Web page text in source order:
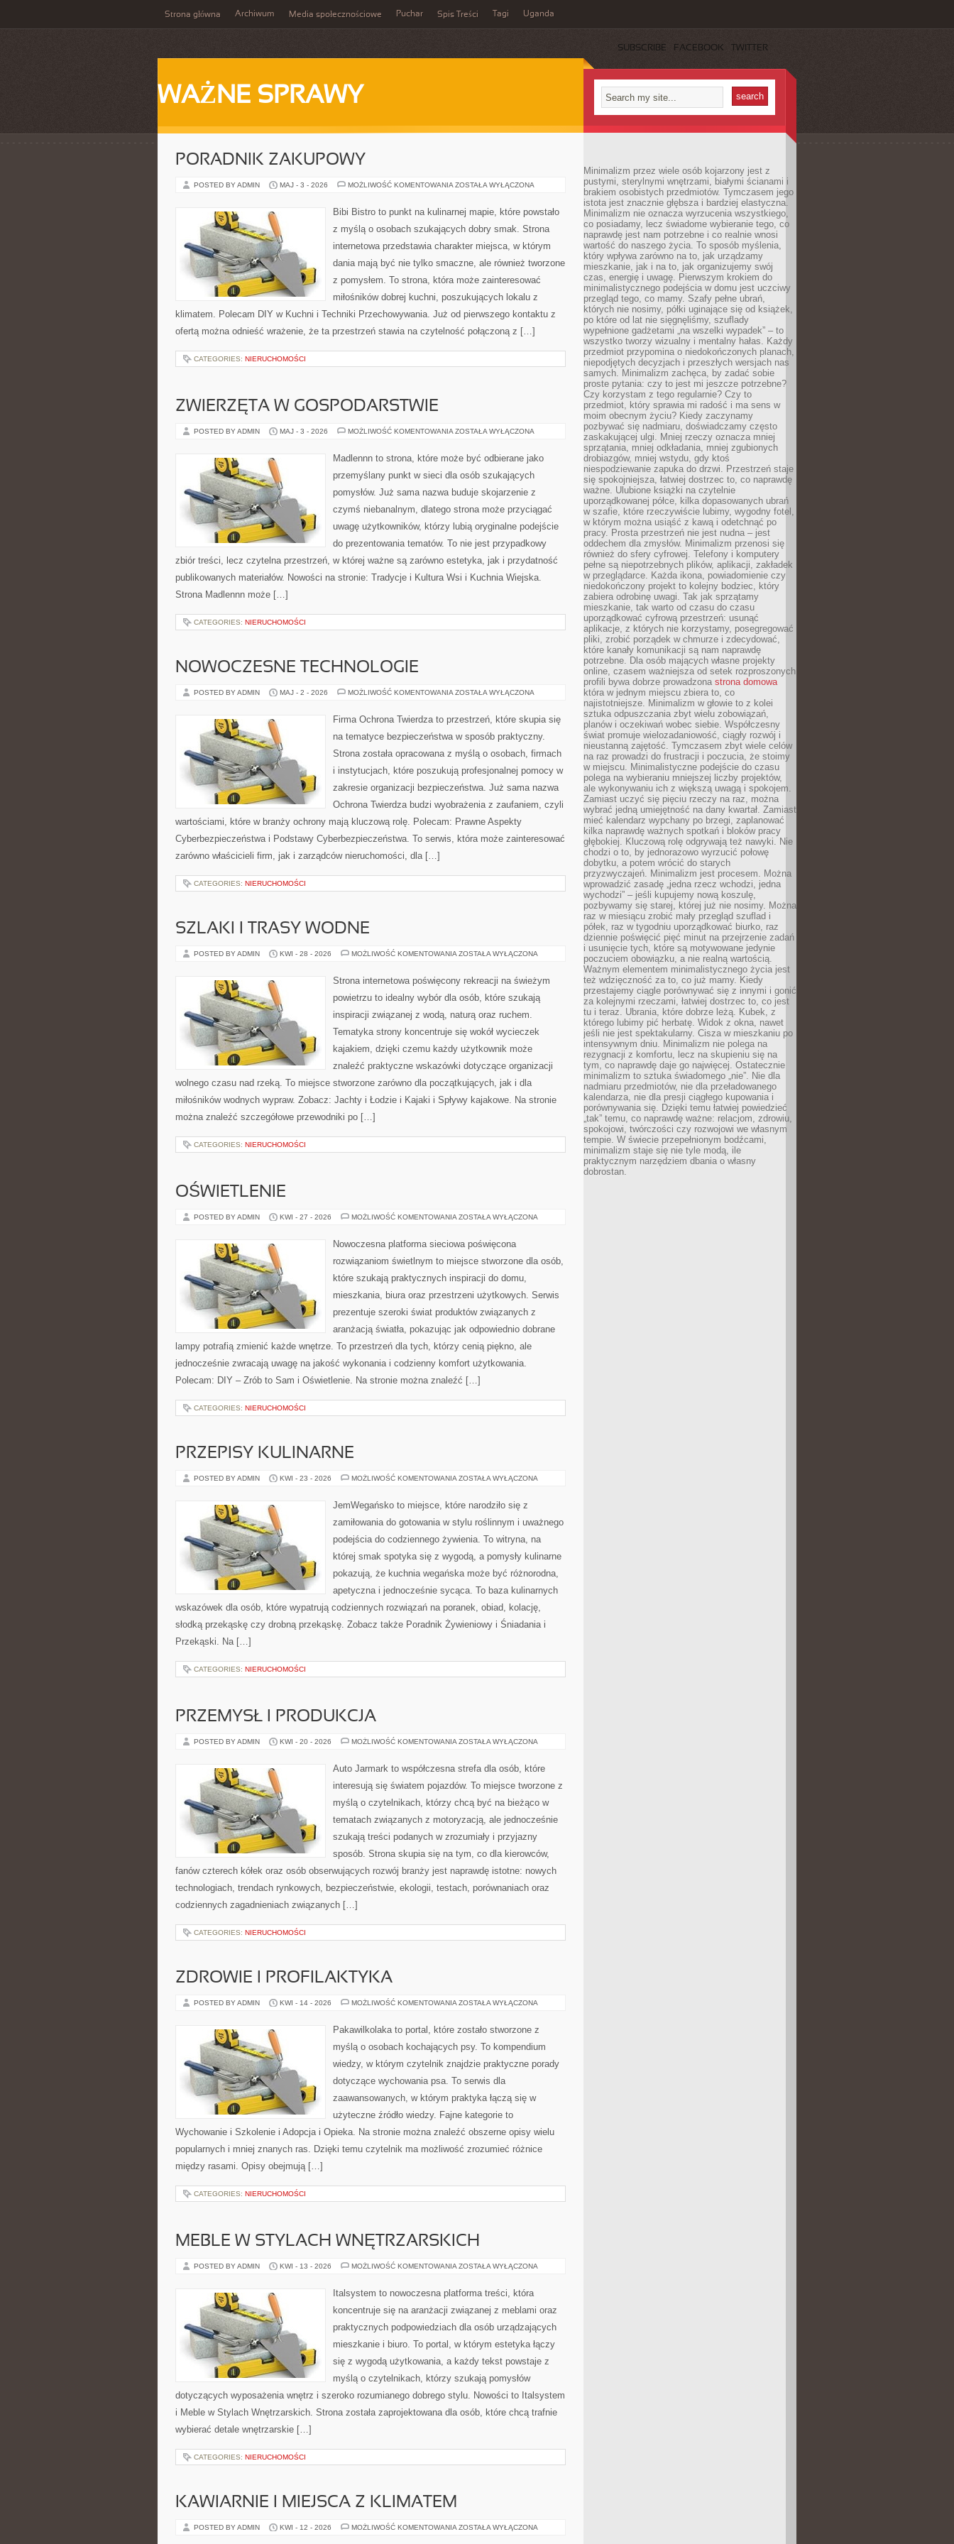
Strona główna Archiwum Media społecznościowe Puchar Spis Treści Tagi Uganda
SUBSCRIBE FACEBOOK TWITTER
WAŻNE SPRAWY
PORADNIK ZAKUPOWY
POSTED BY ADMIN MAJ - 3 - 2026 MOŻLIWOŚĆ KOMENTOWANIA PORADNIK
ZOSTAŁA WYŁĄCZONA
Bibi Bistro to punkt na kulinarnej mapie, które powstało
z myślą o osobach szukających dobry smak. Strona
internetowa przedstawia charakter miejsca, w którym
dania mają być nie tylko smaczne, ale również tworzone
z pomysłem. To strona, która może zainteresować
miłośników dobrej kuchni, poszukujących lokalu z
klimatem. Polecam DIY w Kuchni i Techniki Przechowywania. Już od pierwszego kontaktu z
ofertą można odnieść wrażenie, że ta przestrzeń stawia na czytelność połączoną z […]
CATEGORIES: NIERUCHOMOŚCI
ZWIERZĘTA W GOSPODARSTWIE
POSTED BY ADMIN MAJ - 3 - 2026 MOŻLIWOŚĆ KOMENTOWANIA ZWIERZĘTA
ZOSTAŁA WYŁĄCZONA
Madlennn to strona, które może być odbierane jako
przemyślany punkt w sieci dla osób szukających
pomysłów. Już sama nazwa buduje skojarzenie z
czymś niebanalnym, dlatego strona może przyciągać
uwagę użytkowników, którzy lubią oryginalne podejście
do prezentowania tematów. To nie jest przypadkowy
zbiór treści, lecz czytelna przestrzeń, w której ważne są zarówno estetyka, jak i przydatność
publikowanych materiałów. Nowości na stronie: Tradycje i Kultura Wsi i Kuchnia Wiejska.
Strona Madlennn może […]
CATEGORIES: NIERUCHOMOŚCI
NOWOCZESNE TECHNOLOGIE
POSTED BY ADMIN MAJ - 2 - 2026 MOŻLIWOŚĆ KOMENTOWANIA NOWOCZESNE
ZOSTAŁA WYŁĄCZONA
Firma Ochrona Twierdza to przestrzeń, które skupia się
na tematyce bezpieczeństwa w sposób praktyczny.
Strona została opracowana z myślą o osobach, firmach
i instytucjach, które poszukują profesjonalnej pomocy w
zakresie organizacji bezpieczeństwa. Już sama nazwa
Ochrona Twierdza budzi wyobrażenia z zaufaniem, czyli
wartościami, które w branży ochrony mają kluczową rolę. Polecam: Prawne Aspekty
Cyberbezpieczeństwa i Podstawy Cyberbezpieczeństwa. To serwis, która może zainteresować
zarówno właścicieli firm, jak i zarządców nieruchomości, dla […]
CATEGORIES: NIERUCHOMOŚCI
SZLAKI I TRASY WODNE
POSTED BY ADMIN KWI - 28 - 2026 MOŻLIWOŚĆ KOMENTOWANIA SZLAKI
WODNE
ZOSTAŁA WYŁĄCZONA
Strona internetowa poświęcony rekreacji na świeżym
powietrzu to idealny wybór dla osób, które szukają
inspiracji związanej z wodą, naturą oraz ruchem.
Tematyka strony koncentruje się wokół wycieczek
kajakiem, dzięki czemu każdy użytkownik może
znaleźć praktyczne wskazówki dotyczące organizacji
wolnego czasu nad rzeką. To miejsce stworzone zarówno dla początkujących, jak i dla
miłośników wodnych wypraw. Zobacz: Jachty i Łodzie i Kajaki i Spływy kajakowe. Na stronie
można znaleźć szczegółowe przewodniki po […]
CATEGORIES: NIERUCHOMOŚCI
OŚWIETLENIE
POSTED BY ADMIN KWI - 27 - 2026 MOŻLIWOŚĆ KOMENTOWANIA OŚWIETLENIE
ZOSTAŁA WYŁĄCZONA
Nowoczesna platforma sieciowa poświęcona
rozwiązaniom świetlnym to miejsce stworzone dla osób,
które szukają praktycznych inspiracji do domu,
mieszkania, biura oraz przestrzeni użytkowych. Serwis
prezentuje szeroki świat produktów związanych z
aranżacją światła, pokazując jak odpowiednio dobrane
lampy potrafią zmienić każde wnętrze. To przestrzeń dla tych, którzy cenią piękno, ale
jednocześnie zwracają uwagę na jakość wykonania i codzienny komfort użytkowania.
Polecam: DIY – Zrób to Sam i Oświetlenie. Na stronie można znaleźć […]
CATEGORIES: NIERUCHOMOŚCI
PRZEPISY KULINARNE
POSTED BY ADMIN KWI - 23 - 2026 MOŻLIWOŚĆ KOMENTOWANIA PRZEPISY
ZOSTAŁA WYŁĄCZONA
JemWegańsko to miejsce, które narodziło się z
zamiłowania do gotowania w stylu roślinnym i uważnego
podejścia do codziennego żywienia. To witryna, na
której smak spotyka się z wygodą, a pomysły kulinarne
pokazują, że kuchnia wegańska może być różnorodna,
apetyczna i jednocześnie sycąca. To baza kulinarnych
wskazówek dla osób, które wypatrują codziennych rozwiązań na poranek, obiad, kolację,
słodką przekąskę czy drobną przekąskę. Zobacz także Poradnik Żywieniowy i Śniadania i
Przekąski. Na […]
CATEGORIES: NIERUCHOMOŚCI
PRZEMYSŁ I PRODUKCJA
POSTED BY ADMIN KWI - 20 - 2026 MOŻLIWOŚĆ KOMENTOWANIA PRZEMYSŁ
ZOSTAŁA WYŁĄCZONA
Auto Jarmark to współczesna strefa dla osób, które
interesują się światem pojazdów. To miejsce tworzone z
myślą o czytelnikach, którzy chcą być na bieżąco w
tematach związanych z motoryzacją, ale jednocześnie
szukają treści podanych w zrozumiały i przyjazny
sposób. Strona skupia się na tym, co dla kierowców,
fanów czterech kółek oraz osób obserwujących rozwój branży jest naprawdę istotne: nowych
technologiach, trendach rynkowych, bezpieczeństwie, ekologii, testach, porównaniach oraz
codziennych zagadnieniach związanych […]
CATEGORIES: NIERUCHOMOŚCI
ZDROWIE I PROFILAKTYKA
POSTED BY ADMIN KWI - 14 - 2026 MOŻLIWOŚĆ KOMENTOWANIA ZDROWIE
ZOSTAŁA WYŁĄCZONA
Pakawilkolaka to portal, które zostało stworzone z
myślą o osobach kochających psy. To kompendium
wiedzy, w którym czytelnik znajdzie praktyczne porady
dotyczące wychowania psa. To serwis dla
zaawansowanych, w którym praktyka łączą się w
użyteczne źródło wiedzy. Fajne kategorie to
Wychowanie i Szkolenie i Adopcja i Opieka. Na stronie można znaleźć obszerne opisy wielu
popularnych i mniej znanych ras. Dzięki temu czytelnik ma możliwość zrozumieć różnice
między rasami. Opisy obejmują […]
CATEGORIES: NIERUCHOMOŚCI
MEBLE W STYLACH WNĘTRZARSKICH
POSTED BY ADMIN KWI - 13 - 2026 MOŻLIWOŚĆ KOMENTOWANIA MEBLE
WNĘTRZARSKICH
ZOSTAŁA WYŁĄCZONA
Italsystem to nowoczesna platforma treści, która
koncentruje się na aranżacji związanej z meblami oraz
praktycznych podpowiedziach dla osób urządzających
mieszkanie i biuro. To portal, w którym estetyka łączy
się z wygodą użytkowania, a każdy tekst powstaje z
myślą o czytelnikach, którzy szukają pomysłów
dotyczących wyposażenia wnętrz i szeroko rozumianego dobrego stylu. Nowości to Italsystem
i Meble w Stylach Wnętrzarskich. Strona została zaprojektowana dla osób, które chcą trafnie
wybierać detale wnętrzarskie […]
CATEGORIES: NIERUCHOMOŚCI
KAWIARNIE I MIEJSCA Z KLIMATEM
POSTED BY ADMIN KWI - 12 - 2026 MOŻLIWOŚĆ KOMENTOWANIA KAWIARNIE
ZOSTAŁA WYŁĄCZONA
Minimalizm przez wiele osób kojarzony jest z
pustymi, sterylnymi wnętrzami, białymi ścianami i
brakiem osobistych przedmiotów. Tymczasem jego
istota jest znacznie głębsza i bardziej elastyczna.
Minimalizm nie oznacza wyrzucenia wszystkiego,
co posiadamy, lecz świadome wybieranie tego, co
naprawdę jest nam potrzebne i co realnie wnosi
wartość do naszego życia. To sposób myślenia,
który wpływa zarówno na to, jak urządzamy
mieszkanie, jak i na to, jak organizujemy swój
czas, energię i uwagę. Pierwszym krokiem do
minimalistycznego podejścia w domu jest uczciwy
przegląd tego, co mamy. Szafy pełne ubrań,
których nie nosimy, półki uginające się od książek,
po które od lat nie sięgnęliśmy, szuflady
wypełnione gadżetami „na wszelki wypadek” – to
wszystko tworzy wizualny i mentalny hałas. Każdy
przedmiot przypomina o niedokończonych planach,
niepodjętych decyzjach i przeszłych wersjach nas
samych. Minimalizm zachęca, by zadać sobie
proste pytania: czy to jest mi jeszcze potrzebne?
Czy korzystam z tego regularnie? Czy to
przedmiot, który sprawia mi radość i ma sens w
moim obecnym życiu? Kiedy zaczynamy
pozbywać się nadmiaru, doświadczamy często
zaskakującej ulgi. Mniej rzeczy oznacza mniej
sprzątania, mniej odkładania, mniej zgubionych
drobiazgów, mniej wstydu, gdy ktoś
niespodziewanie zapuka do drzwi. Przestrzeń staje
się spokojniejsza, łatwiej dostrzec to, co naprawdę
ważne. Ulubione książki na czytelnie
uporządkowanej półce, kilka dopasowanych ubrań
w szafie, które rzeczywiście lubimy, wygodny fotel,
w którym można usiąść z kawą i odetchnąć po
pracy. Prosta przestrzeń nie jest nudna – jest
oddechem dla zmysłów. Minimalizm przenosi się
również do sfery cyfrowej. Telefony i komputery
pełne są niepotrzebnych plików, aplikacji, zakładek
w przeglądarce. Każda ikona, powiadomienie czy
niedokończony projekt to kolejny bodziec, który
zabiera odrobinę uwagi. Tak jak sprzątamy
mieszkanie, tak warto od czasu do czasu
uporządkować cyfrową przestrzeń: usunąć
aplikacje, z których nie korzystamy, posegregować
pliki, zrobić porządek w chmurze i zdecydować,
które kanały komunikacji są nam naprawdę
potrzebne. Dla osób mających własne projekty
online, czasem ważniejsza od setek rozproszonych
profili bywa dobrze prowadzona strona domowa
która w jednym miejscu zbiera to, co
najistotniejsze. Minimalizm w głowie to z kolei
sztuka odpuszczania zbyt wielu zobowiązań,
planów i oczekiwań wobec siebie. Współczesny
świat promuje wielozadaniowość, ciągły rozwój i
nieustanną zajętość. Tymczasem zbyt wiele celów
na raz prowadzi do frustracji i poczucia, że stoimy
w miejscu. Minimalistyczne podejście do czasu
polega na wybieraniu mniejszej liczby projektów,
ale wykonywaniu ich z większą uwagą i spokojem.
Zamiast uczyć się pięciu rzeczy na raz, można
wybrać jedną umiejętność na dany kwartał. Zamiast
mieć kalendarz wypchany po brzegi, zaplanować
kilka naprawdę ważnych spotkań i bloków pracy
głębokiej. Kluczową rolę odgrywają też nawyki. Nie
chodzi o to, by jednorazowo wyrzucić połowę
dobytku, a potem wrócić do starych
przyzwyczajeń. Minimalizm jest procesem. Można
wprowadzić zasadę „jedna rzecz wchodzi, jedna
wychodzi” – jeśli kupujemy nową koszulę,
pozbywamy się starej, której już nie nosimy. Można
raz w miesiącu zrobić mały przegląd szuflad i
półek, raz w tygodniu uporządkować biurko, raz
dziennie poświęcić pięć minut na przejrzenie zadań
i usunięcie tych, które są motywowane jedynie
poczuciem obowiązku, a nie realną wartością.
Ważnym elementem minimalistycznego życia jest
też wdzięczność za to, co już mamy. Kiedy
przestajemy ciągle porównywać się z innymi i gonić
za kolejnymi rzeczami, łatwiej dostrzec to, co jest
tu i teraz. Ubrania, które dobrze leżą. Kubek, z
którego lubimy pić herbatę. Widok z okna, nawet
jeśli nie jest spektakularny. Cisza w mieszkaniu po
intensywnym dniu. Minimalizm nie polega na
rezygnacji z komfortu, lecz na skupieniu się na
tym, co naprawdę daje go najwięcej. Ostatecznie
minimalizm to sztuka świadomego „nie”. Nie dla
nadmiaru przedmiotów, nie dla przeładowanego
kalendarza, nie dla presji ciągłego kupowania i
porównywania się. Dzięki temu łatwiej powiedzieć
„tak” temu, co naprawdę ważne: relacjom, zdrowiu,
spokojowi, twórczości czy rozwojowi we własnym
tempie. W świecie przepełnionym bodźcami,
minimalizm staje się nie tyle modą, ile
praktycznym narzędziem dbania o własny
dobrostan.